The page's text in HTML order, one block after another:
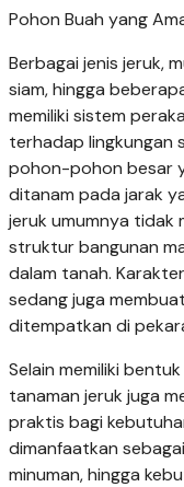
Pohon Buah yang
Berbagai jenis jeruk,
siam, hingga
memiliki sistem
terhadap lingkungan
pohon-pohon besar
ditanam pada jarak
jeruk umumnya tidak
struktur bangunan
dalam tanah.
sedang juga
ditempatkan di
Selain memiliki
tanaman jeruk juga
praktis bagi
dimanfaatkan
minuman, hingga